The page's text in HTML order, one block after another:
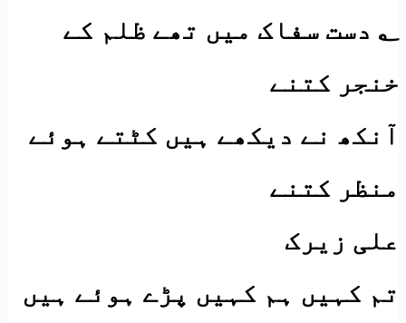
؂ دست سفاک میں تھے ظلم کے
خنجر کتنے
آنکھ نے دیکھے ہیں کٹتے ہوئے
منظر کتنے
علی زیرک
تم کہیں ہم کہیں پڑے ہوئے ہیں